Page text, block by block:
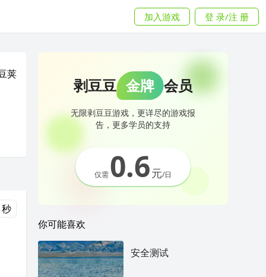
加入游戏 登 录/注 册
荚
剥豆豆 金牌 会员
无限剥豆豆游戏，更详尽的游戏报
告，更多学员的支持
仅需0.6元/日
你可能喜欢
安全测试